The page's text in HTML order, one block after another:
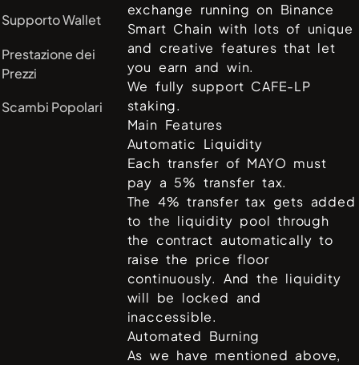
Supporto Wallet
Prestazione dei
Prezzi
Scambi Popolari
exchange running on Binance
Smart Chain with lots of unique
and creative features that let
you earn and win.
We fully support CAFE-LP
staking.
Main Features
Automatic Liquidity
Each transfer of MAYO must
pay a 5% transfer tax.
The 4% transfer tax gets added
to the liquidity pool through
the contract automatically to
raise the price floor
continuously. And the liquidity
will be locked and
inaccessible.
Automated Burning
As we have mentioned above,